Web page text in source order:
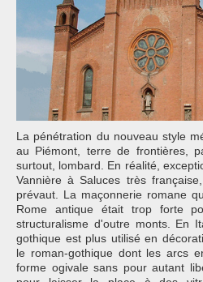
La pénétration du nouveau style
au Piémont, terre de frontières,
surtout, lombard. En réalité,
Vannière à Saluces très
prévaut. La maçonnerie romane
Rome antique était trop forte
structuralisme d'outre monts. En
gothique est plus utilisé en
le roman-gothique dont les arcs
forme ogivale sans pour autant